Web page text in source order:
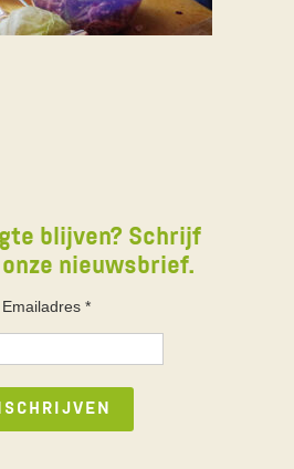
blijven? Schrijf
nieuwsbrief.
Emailadres *